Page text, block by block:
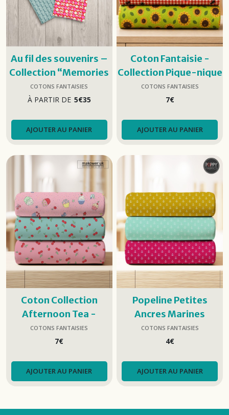
Au fil des souvenirs –
Collection “Memories
Unfold” (Makower)
COTONS FANTAISIES
À PARTIR DE 5€35
AJOUTER AU PANIER
Coton Fantaisie -
Collection Pique-nique
d’été
COTONS FANTAISIES
7€
AJOUTER AU PANIER
Coton Collection
Afternoon Tea -
Makower
COTONS FANTAISIES
7€
AJOUTER AU PANIER
Popeline Petites
Ancres Marines
COTONS FANTAISIES
4€
AJOUTER AU PANIER